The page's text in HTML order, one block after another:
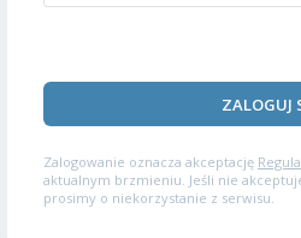
ZALOGUJ
Zalogowanie oznacza akceptację
aktualnym brzmieniu. Jeśli nie
prosimy o niekorzystanie z serwisu.